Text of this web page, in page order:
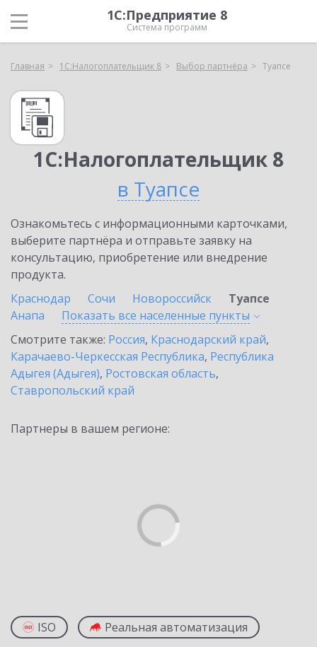
1С:Предприятие 8
Система программ
Главная 1С:Налогоплательщик 8 Выбор партнёра Туапсе
1С:Налогоплательщик 8
в Туапсе
Ознакомьтесь с информационными карточками,
выберите партнёра и отправьте заявку на
консультацию, приобретение или внедрение
продукта.
Краснодар
Сочи Новороссийск
Туапсе
Анапа
Показать все населенные пункты
Смотрите также: Россия, Краснодарский край,
Карачаево-Черкесская Республика, Республика
Адыгея (Адыгея), Ростовская область,
Ставропольский край
Партнеры в вашем регионе:
ISO Реальная автоматизация